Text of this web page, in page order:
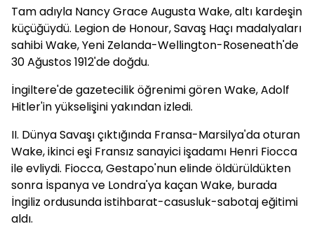
Tam adıyla Nancy Grace Augusta Wake, altı kardeşin
küçüğüydü. Legion de Honour, Savaş Haçı madalyaları
sahibi Wake, Yeni Zelanda-Wellington-Roseneath'de
30 Ağustos 1912'de doğdu.
İngiltere'de gazetecilik öğrenimi gören Wake, Adolf
Hitler'in yükselişini yakından izledi.
II. Dünya Savaşı çıktığında Fransa-Marsilya'da oturan
Wake, ikinci eşi Fransız sanayici işadamı Henri Fiocca
ile evliydi. Fiocca, Gestapo'nun elinde öldürüldükten
sonra İspanya ve Londra'ya kaçan Wake, burada
İngiliz ordusunda istihbarat-casusluk-sabotaj eğitimi
aldı.